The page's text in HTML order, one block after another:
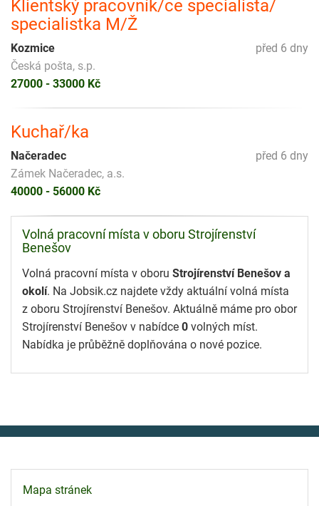
Klientský pracovník/ce specialista/
specialistka M/Ž
před 6 dny
Kozmice
Česká pošta, s.p.
27000 - 33000 Kč
Kuchař/ka
před 6 dny
Načeradec
Zámek Načeradec, a.s.
40000 - 56000 Kč
Volná pracovní místa v oboru Strojírenství
Benešov
Volná pracovní místa v oboru Strojírenství Benešov a
okolí. Na Jobsik.cz najdete vždy aktuální volná místa
z oboru Strojírenství Benešov. Aktuálně máme pro obor
Strojírenství Benešov v nabídce 0 volných míst.
Nabídka je průběžně doplňována o nové pozice.
Mapa stránek